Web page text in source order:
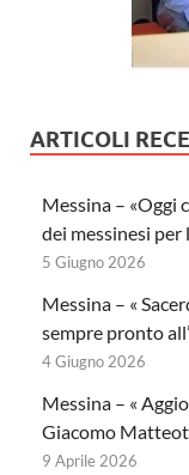
ARTICOLI
Messina – «Oggi
dei messinesi per
5 Giugno 2026
Messina – «
sempre pronto
4 Giugno 2026
Messina – «
Giacomo
9 Aprile 2026